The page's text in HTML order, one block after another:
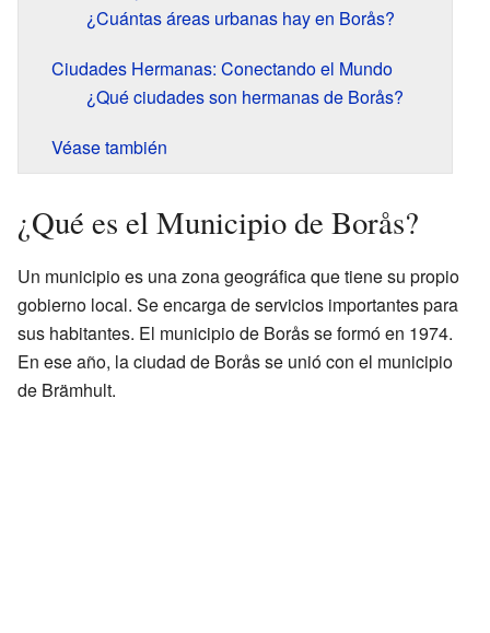
¿Cuántas áreas urbanas hay en Borås?
Ciudades Hermanas: Conectando el Mundo
¿Qué ciudades son hermanas de Borås?
Véase también
¿Qué es el Municipio de Borås?
Un municipio es una zona geográfica que tiene su propio
gobierno local. Se encarga de servicios importantes para
sus habitantes. El municipio de Borås se formó en 1974.
En ese año, la ciudad de Borås se unió con el municipio
de Brämhult.